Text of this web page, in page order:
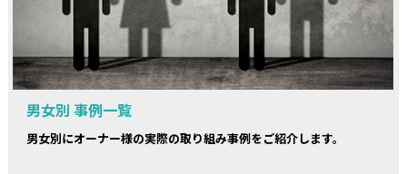
男女別 事例一覧
男女別にオーナー様の実際の取り組み事例をご紹介します。